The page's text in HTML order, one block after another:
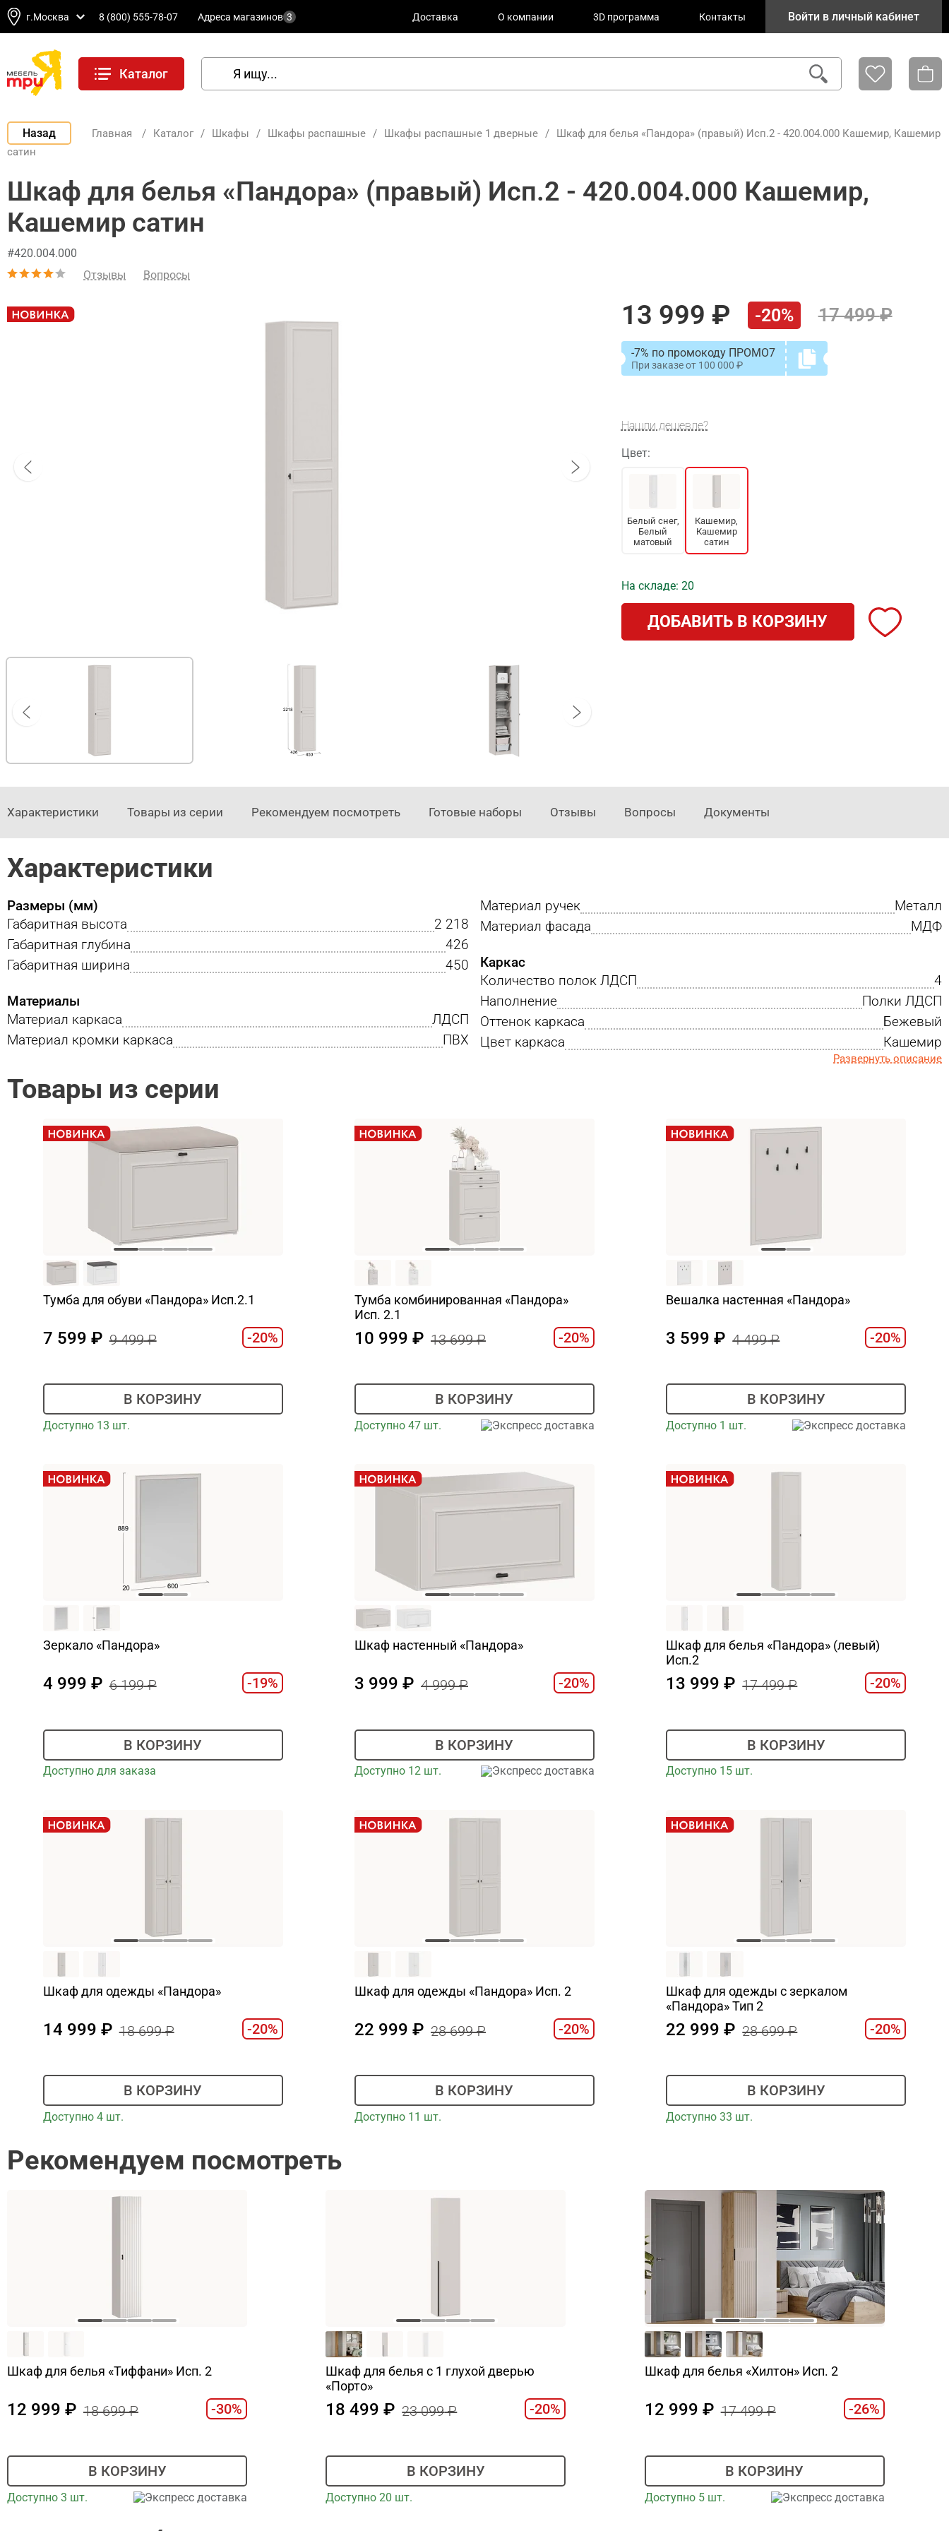
г.Москва 8 (800) 555-78-07 Адреса магазинов 3 Доставка О компании 3D программа Контакты Войти в личный кабинет
Каталог
Назад Главная / Каталог / Шкафы / Шкафы распашные / Шкафы распашные 1 дверные /
Шкаф для белья «Пандора» (правый) Исп.2 - 420.004.000 Кашемир, Кашемир
сатин
Шкаф для белья «Пандора» (правый) Исп.2 - 420.004.000 Кашемир,
Кашемир сатин
#420.004.000
Отзывы
Вопросы
13 999 -20% 17 499
-7% по промокоду ПРОМО7
При заказе от 100 000
Нашли дешевле?
Цвет:
Белый снег,
Белый
матовый
Кашемир,
Кашемир
сатин
На складе: 20
ДОБАВИТЬ В КОРЗИНУ
Характеристики Товары из серии Рекомендуем посмотреть Готовые наборы Отзывы Вопросы Документы
Характеристики
Размеры (мм)
Габаритная высота
2 218
Габаритная глубина
426
Габаритная ширина
450
Материалы
Материал каркаса
ЛДСП
Материал кромки каркаса
ПВХ
Материал ручек
Металл
Материал фасада
МДФ
Каркас
Количество полок ЛДСП
4
Наполнение
Полки ЛДСП
Оттенок каркаса
Бежевый
Цвет каркаса
Кашемир
Развернуть описание
Товары из серии
Тумба для обуви «Пандора» Исп.2.1
7 599 9 499 -20%
В КОРЗИНУ
Доступно 13 шт.
Тумба комбинированная «Пандора»
Исп. 2.1
10 999 13 699 -20%
В КОРЗИНУ
Доступно 47 шт. Экспресс доставка
Вешалка настенная «Пандора»
3 599 4 499 -20%
В КОРЗИНУ
Доступно 1 шт. Экспресс доставка
Зеркало «Пандора»
4 999 6 199 -19%
В КОРЗИНУ
Доступно для заказа
Шкаф настенный «Пандора»
3 999 4 999 -20%
В КОРЗИНУ
Доступно 12 шт. Экспресс доставка
Шкаф для белья «Пандора» (левый)
Исп.2
13 999 17 499 -20%
В КОРЗИНУ
Доступно 15 шт.
Шкаф для одежды «Пандора»
14 999 18 699 -20%
В КОРЗИНУ
Доступно 4 шт.
Шкаф для одежды «Пандора» Исп. 2
22 999 28 699 -20%
В КОРЗИНУ
Доступно 11 шт.
Шкаф для одежды с зеркалом
«Пандора» Тип 2
22 999 28 699 -20%
В КОРЗИНУ
Доступно 33 шт.
Рекомендуем посмотреть
Шкаф для белья «Тиффани» Исп. 2
12 999 18 699 -30%
В КОРЗИНУ
Доступно 3 шт. Экспресс доставка
Шкаф для белья с 1 глухой дверью
«Порто»
18 499 23 099 -20%
В КОРЗИНУ
Доступно 20 шт.
Шкаф для белья «Хилтон» Исп. 2
12 999 17 499 -26%
В КОРЗИНУ
Доступно 5 шт. Экспресс доставка